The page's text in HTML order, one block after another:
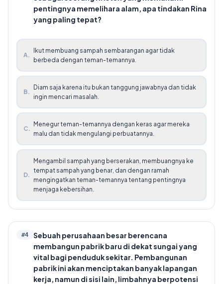
pentingnya memelihara alam, apa tindakan Rina
yang paling tepat?
A.
Ikut membuang sampah sembarangan agar tidak
berbeda dengan teman-temannya.
B.
Diam saja karena itu bukan tanggung jawabnya dan tidak
ingin mencari masalah.
C.
Menegur teman-temannya dengan keras agar mereka
malu dan tidak mengulangi perbuatannya.
D.
Mengambil sampah yang berserakan, membuangnya ke
tempat sampah yang benar, dan dengan ramah
mengingatkan teman-temannya tentang pentingnya
menjaga kebersihan.
#4
Sebuah perusahaan besar berencana
membangun pabrik baru di dekat sungai yang
vital bagi penduduk sekitar. Pembangunan
pabrik ini akan menciptakan banyak lapangan
kerja, namun di sisi lain, limbahnya berpotensi